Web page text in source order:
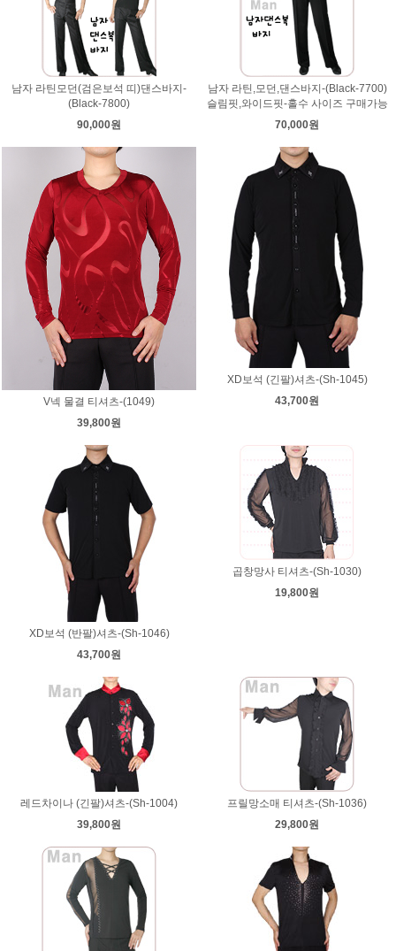
남자 라틴모던(검은보석 띠)댄스바지-
(Black-7800)
90,000원
남자 라틴,모던,댄스바지-(Black-7700)
슬림핏,와이드핏-홀수 사이즈 구매가능
70,000원
V넥 물결 티셔츠-(1049)
39,800원
XD보석 (긴팔)셔츠-(Sh-1045)
43,700원
XD보석 (반팔)셔츠-(Sh-1046)
43,700원
곱창망사 티셔츠-(Sh-1030)
19,800원
레드차이나 (긴팔)셔츠-(Sh-1004)
39,800원
프릴망소매 티셔츠-(Sh-1036)
29,800원